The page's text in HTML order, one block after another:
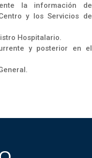
la información de
y los Servicios de
Hospitalario.
y posterior en el